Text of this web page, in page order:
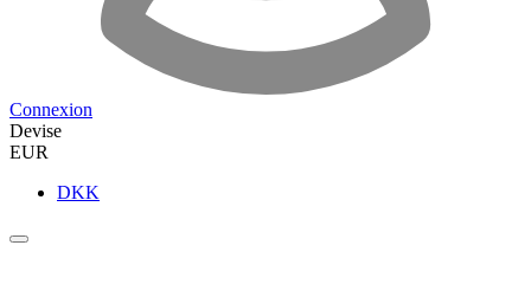
Connexion
Devise
EUR
DKK